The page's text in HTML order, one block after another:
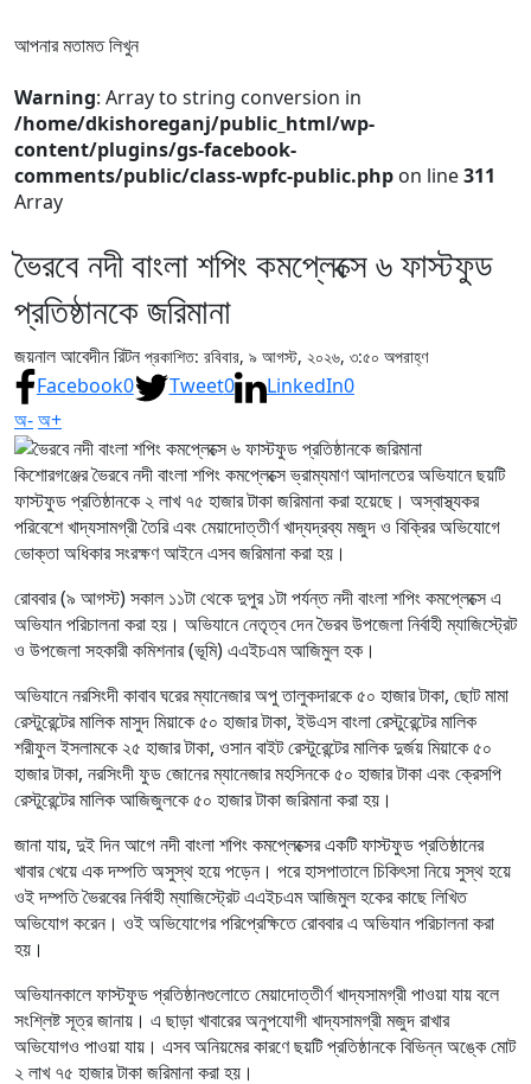
আপনার মতামত লিখুন
Warning: Array to string conversion in
/home/dkishoreganj/public_html/wp-
content/plugins/gs-facebook-
comments/public/class-wpfc-public.php on line311
Array
ভৈরবে নদী বাংলা শপিং কমপ্লেক্সে ৬ ফাস্টফুড
প্রতিষ্ঠানকে জরিমানা
জয়নাল আবেদীন রিটন প্রকাশিত: রবিবার, ৯ আগস্ট, ২০২৬, ৩:৫০ অপরাহ্ণ
Facebook0 Tweet0 LinkedIn0
অ-অ+
কিশোরগঞ্জের ভৈরবে নদী বাংলা শপিং কমপ্লেক্সে ভ্রাম্যমাণ আদালতের অভিযানে ছয়টি
ফাস্টফুড প্রতিষ্ঠানকে ২ লাখ ৭৫ হাজার টাকা জরিমানা করা হয়েছে। অস্বাস্থ্যকর
পরিবেশে খাদ্যসামগ্রী তৈরি এবং মেয়াদোত্তীর্ণ খাদ্যদ্রব্য মজুদ ও বিক্রির অভিযোগে
ভোক্তা অধিকার সংরক্ষণ আইনে এসব জরিমানা করা হয়।
রোববার (৯ আগস্ট) সকাল ১১টা থেকে দুপুর ১টা পর্যন্ত নদী বাংলা শপিং কমপ্লেক্সে এ
অভিযান পরিচালনা করা হয়। অভিযানে নেতৃত্ব দেন ভৈরব উপজেলা নির্বাহী ম্যাজিস্ট্রেট
ও উপজেলা সহকারী কমিশনার (ভূমি) এএইচএম আজিমুল হক।
অভিযানে নরসিংদী কাবাব ঘরের ম্যানেজার অপু তালুকদারকে ৫০ হাজার টাকা, ছোট মামা
রেস্টুরেন্টের মালিক মাসুদ মিয়াকে ৫০ হাজার টাকা, ইউএস বাংলা রেস্টুরেন্টের মালিক
শরীফুল ইসলামকে ২৫ হাজার টাকা, ওসান বাইট রেস্টুরেন্টের মালিক দুর্জয় মিয়াকে ৫০
হাজার টাকা, নরসিংদী ফুড জোনের ম্যানেজার মহসিনকে ৫০ হাজার টাকা এবং ক্রেসপি
রেস্টুরেন্টের মালিক আজিজুলকে ৫০ হাজার টাকা জরিমানা করা হয়।
জানা যায়, দুই দিন আগে নদী বাংলা শপিং কমপ্লেক্সের একটি ফাস্টফুড প্রতিষ্ঠানের
খাবার খেয়ে এক দম্পতি অসুস্থ হয়ে পড়েন। পরে হাসপাতালে চিকিৎসা নিয়ে সুস্থ হয়ে
ওই দম্পতি ভৈরবের নির্বাহী ম্যাজিস্ট্রেট এএইচএম আজিমুল হকের কাছে লিখিত
অভিযোগ করেন। ওই অভিযোগের পরিপ্রেক্ষিতে রোববার এ অভিযান পরিচালনা করা
হয়।
অভিযানকালে ফাস্টফুড প্রতিষ্ঠানগুলোতে মেয়াদোত্তীর্ণ খাদ্যসামগ্রী পাওয়া যায় বলে
সংশ্লিষ্ট সূত্র জানায়। এ ছাড়া খাবারের অনুপযোগী খাদ্যসামগ্রী মজুদ রাখার
অভিযোগও পাওয়া যায়। এসব অনিয়মের কারণে ছয়টি প্রতিষ্ঠানকে বিভিন্ন অঙ্কে মোট
২ লাখ ৭৫ হাজার টাকা জরিমানা করা হয়।